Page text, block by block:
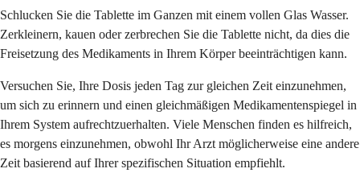
Schlucken Sie die Tablette im Ganzen mit einem vollen Glas Wasser.
Zerkleinern, kauen oder zerbrechen Sie die Tablette nicht, da dies die
Freisetzung des Medikaments in Ihrem Körper beeinträchtigen kann.
Versuchen Sie, Ihre Dosis jeden Tag zur gleichen Zeit einzunehmen,
um sich zu erinnern und einen gleichmäßigen Medikamentenspiegel in
Ihrem System aufrechtzuerhalten. Viele Menschen finden es hilfreich,
es morgens einzunehmen, obwohl Ihr Arzt möglicherweise eine andere
Zeit basierend auf Ihrer spezifischen Situation empfiehlt.